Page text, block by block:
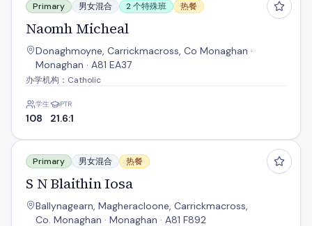
Primary 男女混合 2 个特殊班 热餐
Naomh Micheal
Donaghmoyne, Carrickmacross, Co Monaghan ·
Monaghan · A81 EA37
办学机构：Catholic
学生
108
PTR
21.6:1
S N Blaithin Iosa
Primary 男女混合 热餐
S N Blaithin Iosa
Ballynagearn, Magheracloone, Carrickmacross,
Co. Monaghan · Monaghan · A81 F892